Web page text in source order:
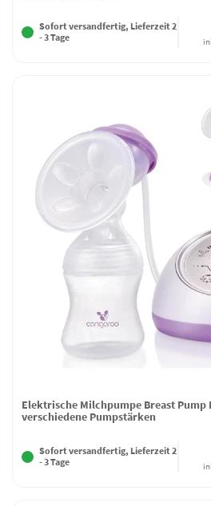
Sofort versandfertig, Lieferzeit 2
- 3 Tage
Elektrische Milchpumpe Breast Pump
verschiedene Pumpstärken
Sofort versandfertig, Lieferzeit 2
- 3 Tage